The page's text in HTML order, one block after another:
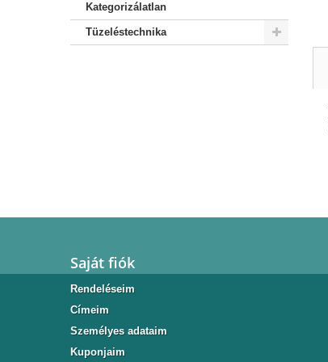
Kategorizálatlan
Tüzeléstechnika
Saját fiók
Rendeléseim
Címeim
Személyes adataim
Kuponjaim